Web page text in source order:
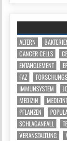
ALTERN
CANCER CELLS
ENTANGLEMENT
FAZ
IMMUNSYSTEM
MEDIZIN
PFLANZEN
SCHLAGANFALL
VERANSTALTUNG